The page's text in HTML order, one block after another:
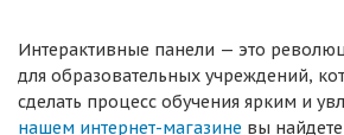
Интерактивные панели — это
для образовательных учреждений,
сделать процесс обучения ярким и
нашем интернет-магазине вы